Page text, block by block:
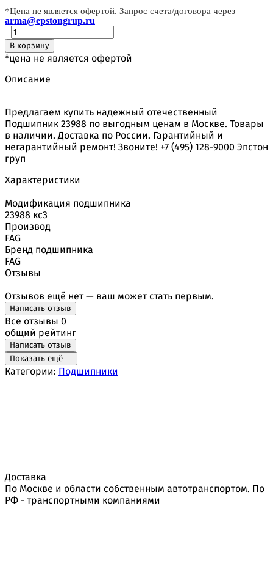
*Цена не является офертой. Запрос счета/договора через
arma@epstongrup.ru
В корзину
*цена не является офертой
Описание
Предлагаем купить надежный отечественный
Подшипник 23988 по выгодным ценам в Москве. Товары
в наличии. Доставка по России. Гарантийный и
негарантийный ремонт! Звоните! +7 (495) 128-9000 Эпстон
груп
Характеристики
Модификация подшипника
23988 кс3
Производ
FAG
Бренд подшипника
FAG
Отзывы
Отзывов ещё нет — ваш может стать первым.
Написать отзыв
Все отзывы 0
общий рейтинг
Написать отзыв
Показать ещё
Категории: Подшипники
Доставка
По Москве и области собственным автотранспортом. По
РФ - транспортными компаниями